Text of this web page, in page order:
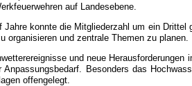
auf Landesebene.
konnte die Mitgliederzahl um ein Drittel
und zentrale Themen zu planen.
und neue
Besonders das
offengelegt.